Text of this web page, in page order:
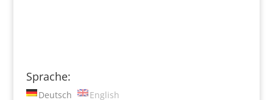
Sprache:
Deutsch English